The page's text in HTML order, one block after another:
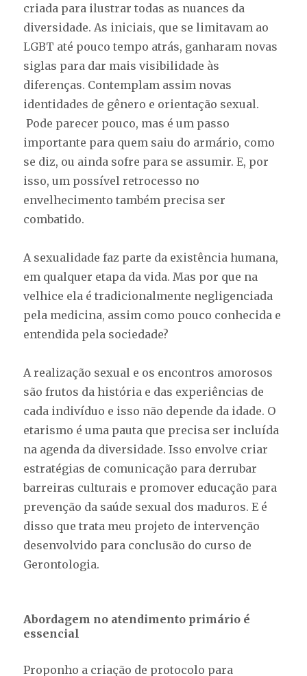
criada para ilustrar todas as nuances da
diversidade. As iniciais, que se limitavam ao
LGBT até pouco tempo atrás, ganharam novas
siglas para dar mais visibilidade às
diferenças. Contemplam assim novas
identidades de gênero e orientação sexual.
Pode parecer pouco, mas é um passo
importante para quem saiu do armário, como
se diz, ou ainda sofre para se assumir. E, por
isso, um possível retrocesso no
envelhecimento também precisa ser
combatido.
A sexualidade faz parte da existência humana,
em qualquer etapa da vida. Mas por que na
velhice ela é tradicionalmente negligenciada
pela medicina, assim como pouco conhecida e
entendida pela sociedade?
A realização sexual e os encontros amorosos
são frutos da história e das experiências de
cada indivíduo e isso não depende da idade. O
etarismo é uma pauta que precisa ser incluída
na agenda da diversidade. Isso envolve criar
estratégias de comunicação para derrubar
barreiras culturais e promover educação para
prevenção da saúde sexual dos maduros. E é
disso que trata meu projeto de intervenção
desenvolvido para conclusão do curso de
Gerontologia.
Abordagem no atendimento primário é
essencial
Proponho a criação de protocolo para